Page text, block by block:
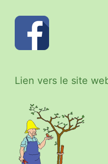
Lien vers le site